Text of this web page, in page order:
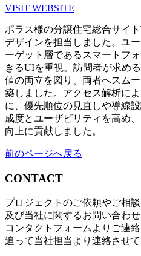
VISIT WEBSITE
ポラス様の分譲住宅総合サイ
デザインを担当しました。ユ
ーゲット層であるスマートフ
きるUIを重視。訪問者が求め
値の両立を図り、両者へスム
築しました。アクセス解析に
に、優先順位の見直しや導線
成度とユーザビリティを高め
向上に貢献しました。
前のページへ戻る
CONTACT
プロジェクトのご依頼やご相談
及び当社に関するお問い合わせ
コンタクトフォームよりご連絡
追って当社担当より連絡させて